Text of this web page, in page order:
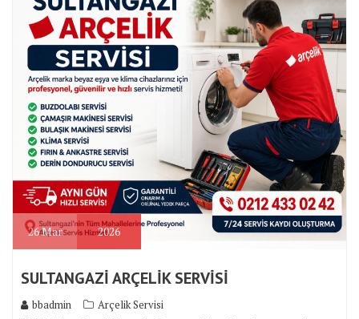
26Mar 2026
SULTANGAZİ ARÇELİK SERVİSİ
bbadmin
Arçelik Servisi